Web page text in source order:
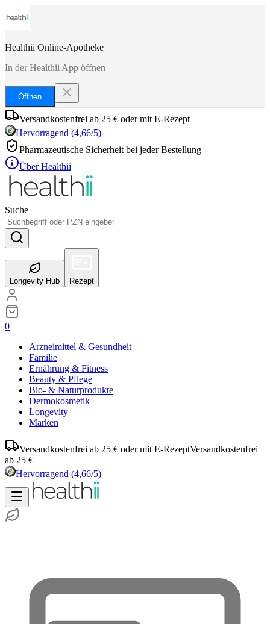
Healthii Online-Apotheke
In der Healthii App öffnen
Öffnen
Versandkostenfrei ab 25 € oder mit E-Rezept
Hervorragend (4,66/5)
Pharmazeutische Sicherheit bei jeder Bestellung
Über Healthii
Suche
Longevity Hub Rezept
0
Arzneimittel & Gesundheit
Familie
Ernährung & Fitness
Beauty & Pflege
Bio- & Naturprodukte
Dermokosmetik
Longevity
Marken
Versandkostenfrei ab 25 € oder mit E-RezeptVersandkostenfrei
ab 25 €
Hervorragend (4,66/5)